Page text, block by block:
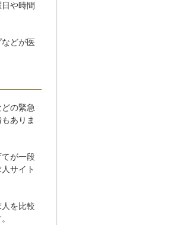
や時間
どが医
の緊急
ありま
が一段
サイト
を比較